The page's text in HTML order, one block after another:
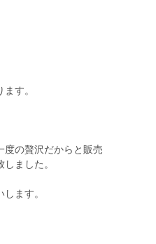
す。
度の贅沢だからと販売
ました。
ます。